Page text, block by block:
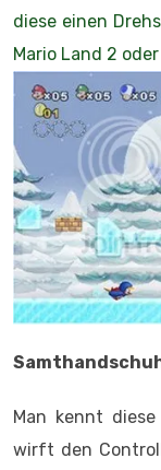
diese einen
Mario Land 2
Man kennt
wirft den